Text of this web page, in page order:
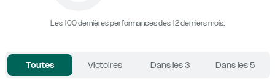
Les 100 dernières performances des 12 derniers mois.
Toutes Victoires Dans les 3 Dans les 5